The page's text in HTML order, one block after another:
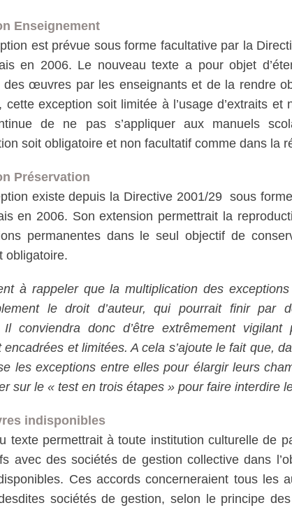
Enseignement
est prévue sous forme facultative par la
en 2006. Le nouveau texte a pour objet
des œuvres par les enseignants et de la rendre
cette exception soit limitée à l’usage d’extraits
de ne pas s’appliquer aux manuels
soit obligatoire et non facultatif comme dans la
Préservation
existe depuis la Directive 2001/29 sous
en 2006. Son extension permettrait la
permanentes dans le seul objectif de
obligatoire.
à rappeler que la multiplication des
le droit d’auteur, qui pourrait finir par
Il conviendra donc d’être extrêmement
encadrées et limitées. A cela s’ajoute le fait que,
les exceptions entre elles pour élargir leurs
sur le « test en trois étapes » pour faire interdire
indisponibles
texte permettrait à toute institution culturelle de
avec des sociétés de gestion collective dans
Ces accords concerneraient tous les
sociétés de gestion, selon le principe